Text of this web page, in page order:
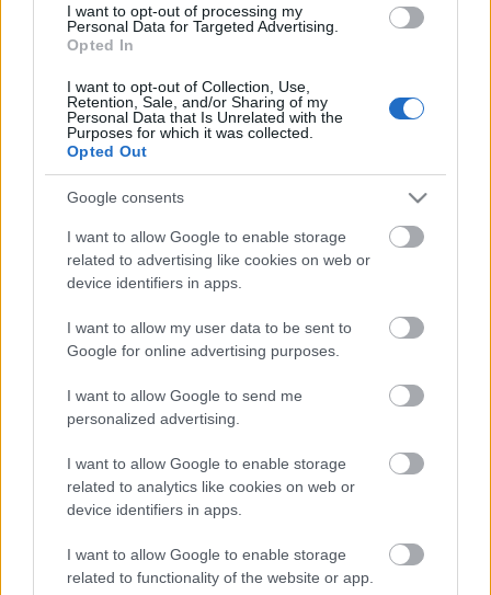
I want to opt-out of processing my
Personal Data for Targeted Advertising.
Opted In
I want to opt-out of Collection, Use,
Retention, Sale, and/or Sharing of my
Personal Data that Is Unrelated with the
Purposes for which it was collected.
Opted Out
Google consents
I want to allow Google to enable storage
related to advertising like cookies on web or
device identifiers in apps.
I want to allow my user data to be sent to
Google for online advertising purposes.
I want to allow Google to send me
personalized advertising.
I want to allow Google to enable storage
related to analytics like cookies on web or
device identifiers in apps.
I want to allow Google to enable storage
related to functionality of the website or app.
Διασκέδαση Ρέθυμνο
αγαπά το ρούμι και την κρητική κουζίνα!
26 Ιουλίου 2019, 10:39
Ο "Κήπος του Αλή Βαφή" στεγάζεται σε ένα υπέροχο κτίσµα του 19ου αιώνα
Bonobo Bar: Το αγαπημένο all day στέκι στην παραλία του